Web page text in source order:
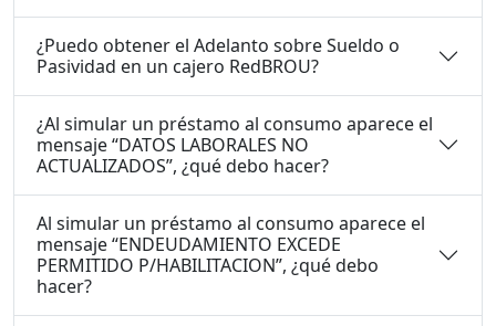
¿Puedo obtener el Adelanto sobre Sueldo o
Pasividad en un cajero RedBROU?
¿Al simular un préstamo al consumo aparece el
mensaje “DATOS LABORALES NO
ACTUALIZADOS”, ¿qué debo hacer?
Al simular un préstamo al consumo aparece el
mensaje “ENDEUDAMIENTO EXCEDE
PERMITIDO P/HABILITACION”, ¿qué debo
hacer?